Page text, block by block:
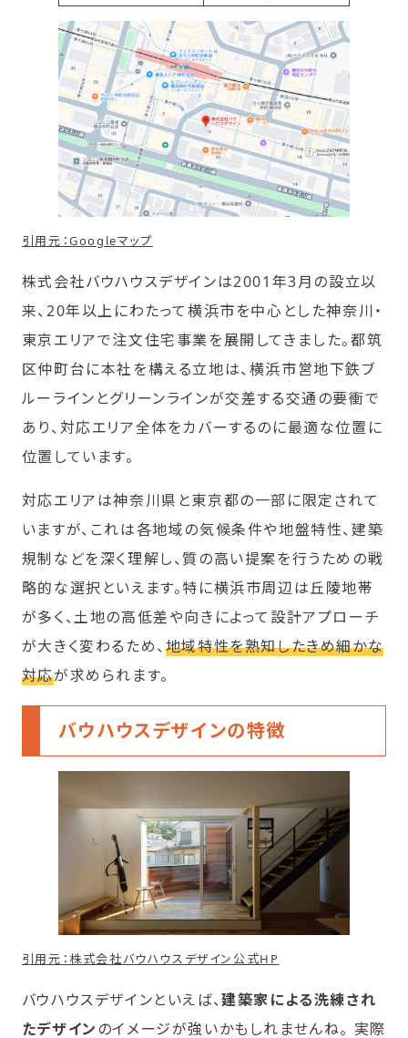
引用元：Googleマップ
株式会社バウハウスデザインは2001年3月の設立以
来、20年以上にわたって横浜市を中心とした神奈川・
東京エリアで注文住宅事業を展開してきました。都筑
区仲町台に本社を構える立地は、横浜市営地下鉄ブ
ルーラインとグリーンラインが交差する交通の要衝で
あり、対応エリア全体をカバーするのに最適な位置に
位置しています。
対応エリアは神奈川県と東京都の一部に限定されて
いますが、これは各地域の気候条件や地盤特性、建築
規制などを深く理解し、質の高い提案を行うための戦
略的な選択といえます。特に横浜市周辺は丘陵地帯
が多く、土地の高低差や向きによって設計アプローチ
が大きく変わるため、地域特性を熟知したきめ細かな
対応が求められます。
バウハウスデザインの特徴
引用元：株式会社バウハウスデザイン公式HP
バウハウスデザインといえば、建築家による洗練され
たデザイン のイメージが強いかもしれませんね。 実際